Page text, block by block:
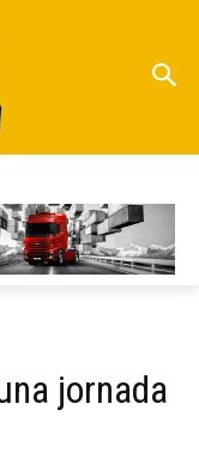
jornada